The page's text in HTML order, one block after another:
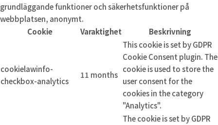
grundläggande funktioner och säkerhetsfunktioner på
webbplatsen, anonymt.
Cookie
Varaktighet Beskrivning
cookielawinfo-
checkbox-analytics
11 months
This cookie is set by GDPR
Cookie Consent plugin. The
cookie is used to store the
user consent for the
cookies in the category
"Analytics".
The cookie is set by GDPR